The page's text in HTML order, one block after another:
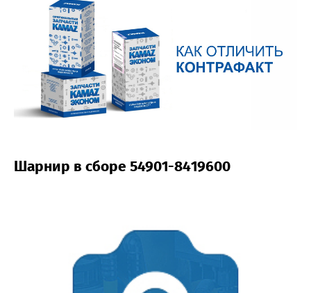
Шарнир в сборе 54901-8419600